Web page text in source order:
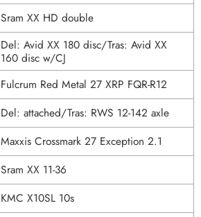
Sram XX HD double
Del: Avid XX 180 disc/Tras: Avid XX
160 disc w/CJ
Fulcrum Red Metal 27 XRP FQR-R12
Del: attached/Tras: RWS 12-142 axle
Maxxis Crossmark 27 Exception 2.1
Sram XX 11-36
KMC X10SL 10s